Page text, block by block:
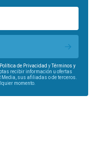
Política de Privacidad yTérminos y
recibir información u ofertas
sus afiliadas o de terceros.
momento.